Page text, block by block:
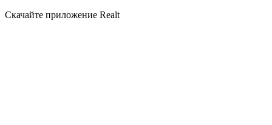
Скачайте приложение Realt